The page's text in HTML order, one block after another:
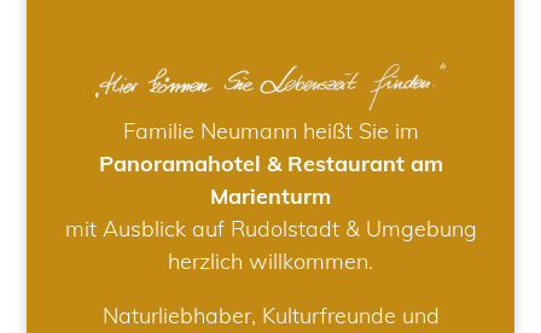
Familie Neumann heißt Sie im
Panoramahotel & Restaurant am
Marienturm
mit Ausblick auf Rudolstadt & Umgebung
herzlich willkommen.
Naturliebhaber, Kulturfreunde und